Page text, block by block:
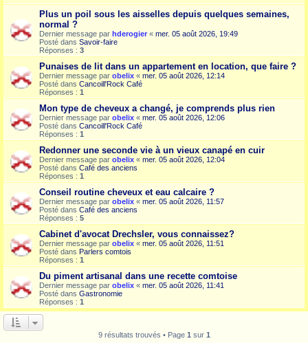
Plus un poil sous les aisselles depuis quelques semaines,
normal ?
Dernier message par hderogier « mer. 05 août 2026, 19:49
Posté dans Savoir-faire
Réponses : 3
Punaises de lit dans un appartement en location, que faire ?
Dernier message par obelix « mer. 05 août 2026, 12:14
Posté dans Cancoill'Rock Café
Réponses : 1
Mon type de cheveux a changé, je comprends plus rien
Dernier message par obelix « mer. 05 août 2026, 12:06
Posté dans Cancoill'Rock Café
Réponses : 1
Redonner une seconde vie à un vieux canapé en cuir
Dernier message par obelix « mer. 05 août 2026, 12:04
Posté dans Café des anciens
Réponses : 1
Conseil routine cheveux et eau calcaire ?
Dernier message par obelix « mer. 05 août 2026, 11:57
Posté dans Café des anciens
Réponses : 5
Cabinet d'avocat Drechsler, vous connaissez?
Dernier message par obelix « mer. 05 août 2026, 11:51
Posté dans Parlers comtois
Réponses : 1
Du piment artisanal dans une recette comtoise
Dernier message par obelix « mer. 05 août 2026, 11:41
Posté dans Gastronomie
Réponses : 1
9 résultats trouvés • Page 1 sur 1